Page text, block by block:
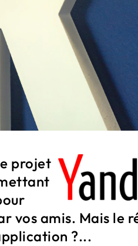
projet
vos amis. Mais le
?...